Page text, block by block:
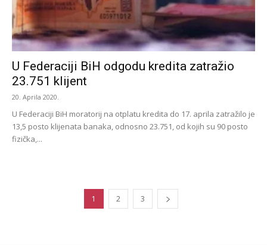
U Federaciji BiH odgodu kredita zatražio
23.751 klijent
20. Aprila 2020.
U Federaciji BiH moratorij na otplatu kredita do 17. aprila zatražilo je
13,5 posto klijenata banaka, odnosno 23.751, od kojih su 90 posto
fizička,...
1 2 3